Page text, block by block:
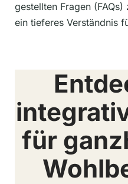
gestellten Fragen
ein tieferes Verständnis
für